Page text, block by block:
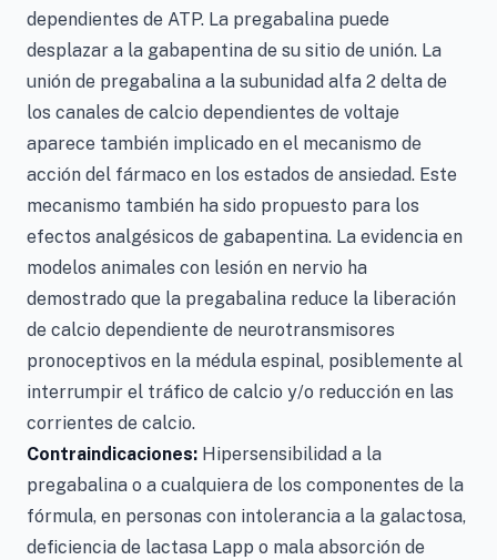
dependientes de ATP. La pregabalina puede
desplazar a la gabapentina de su sitio de unión. La
unión de pregabalina a la subunidad alfa 2 delta de
los canales de calcio dependientes de voltaje
aparece también implicado en el mecanismo de
acción del fármaco en los estados de ansiedad. Este
mecanismo también ha sido propuesto para los
efectos analgésicos de gabapentina. La evidencia en
modelos animales con lesión en nervio ha
demostrado que la pregabalina reduce la liberación
de calcio dependiente de neurotransmisores
pronoceptivos en la médula espinal, posiblemente al
interrumpir el tráfico de calcio y/o reducción en las
corrientes de calcio.
Contraindicaciones: Hipersensibilidad a la
pregabalina o a cualquiera de los componentes de la
fórmula, en personas con intolerancia a la galactosa,
deficiencia de lactasa Lapp o mala absorción de